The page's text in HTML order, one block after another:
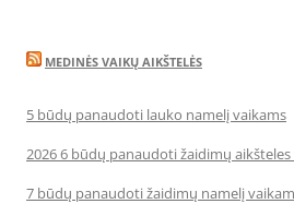
MEDINĖS VAIKŲ AIKŠTELĖS
5 būdų panaudoti lauko namelį vaikams
2026 6 būdų panaudoti žaidimų
7 būdų panaudoti žaidimų namelį